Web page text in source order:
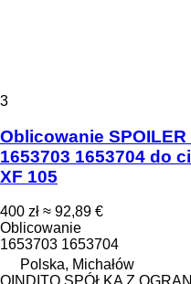
3
Oblicowanie SPOILER
1653703 1653704 do
XF 105
400 zł ≈ 92,89 €
Oblicowanie
1653703 1653704
Polska, Michałów